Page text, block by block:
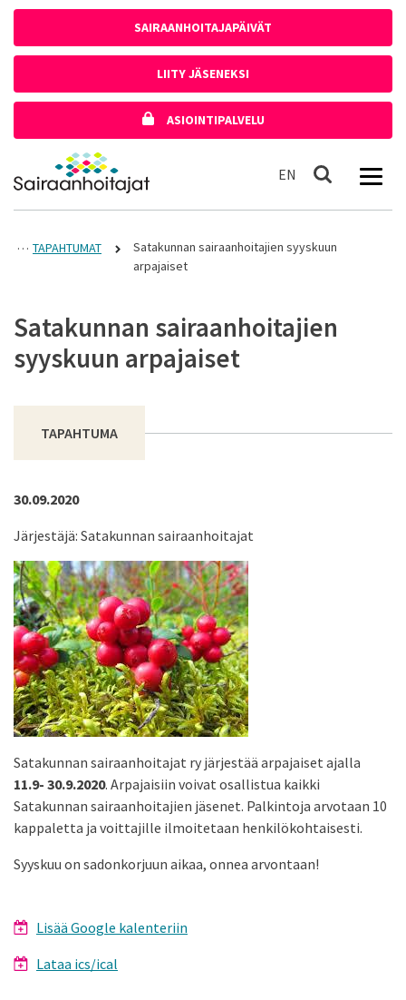
SAIRAANHOITAJAPÄIVÄT
LIITY JÄSENEKSI
ASIOINTIPALVELU
Etusivulle
EN In English
Haku
TAPAHTUMAT
Satakunnan sairaanhoitajien syyskuun
arpajaiset
Satakunnan sairaanhoitajien
syyskuun arpajaiset
TAPAHTUMA
30.09.2020
Järjestäjä: Satakunnan sairaanhoitajat
Satakunnan sairaanhoitajat ry järjestää arpajaiset ajalla
11.9- 30.9.2020. Arpajaisiin voivat osallistua kaikki
Satakunnan sairaanhoitajien jäsenet. Palkintoja arvotaan 10
kappaletta ja voittajille ilmoitetaan henkilökohtaisesti.
Syyskuu on sadonkorjuun aikaa, onnea arvontaan!
Lisää Google kalenteriin
Lataa ics/ical